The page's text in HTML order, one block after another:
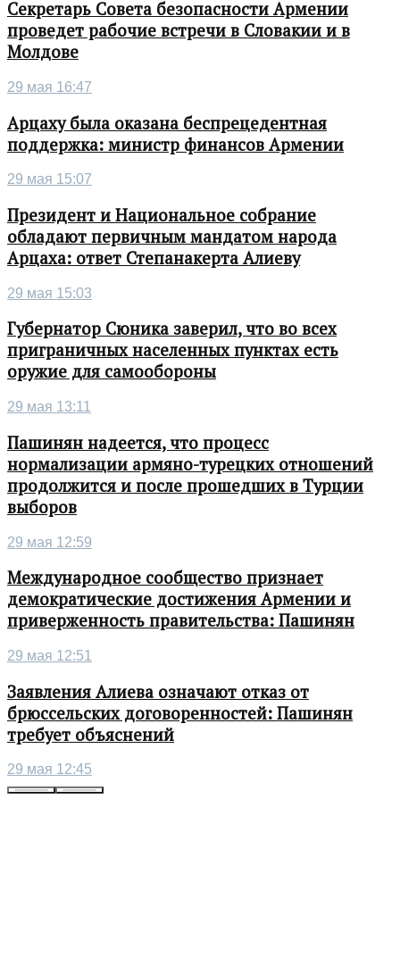
Секретарь Совета безопасности Армении
проведет рабочие встречи в Словакии и в
Молдове
29 мая 16:47
Арцаху была оказана беспрецедентная
поддержка: министр финансов Армении
29 мая 15:07
Президент и Национальное собрание
обладают первичным мандатом народа
Арцаха: ответ Степанакерта Алиеву
29 мая 15:03
Губернатор Сюника заверил, что во всех
приграничных населенных пунктах есть
оружие для самообороны
29 мая 13:11
Пашинян надеется, что процесс
нормализации армяно-турецких отношений
продолжится и после прошедших в Турции
выборов
29 мая 12:59
Международное сообщество признает
демократические достижения Армении и
приверженность правительства: Пашинян
29 мая 12:51
Заявления Алиева означают отказ от
брюссельских договоренностей: Пашинян
требует объяснений
29 мая 12:45